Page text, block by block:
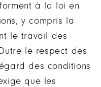
à la loi en
y compris la
le travail des
le respect des
des conditions
que les